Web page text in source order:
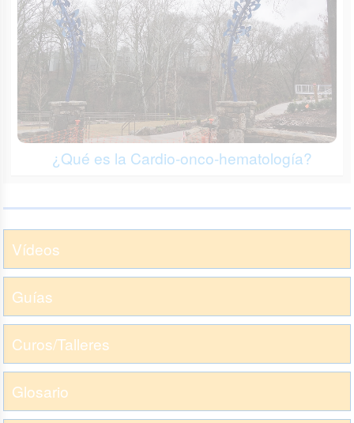
¿Qué es la Cardio-onco-hematología?
Vídeos
Guías
Curos/Talleres
Glosario